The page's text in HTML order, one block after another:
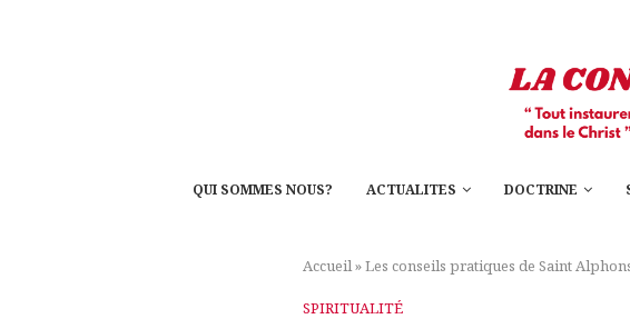
QUI SOMMES NOUS? ACTUALITES DOCTRINE
Accueil»Les conseils pratiques de Saint
SPIRITUALITÉ